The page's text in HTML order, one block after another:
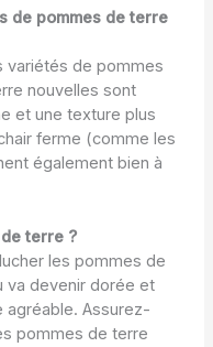
de pommes de terre
variétés de pommes
nouvelles sont
et une texture plus
ferme (comme les
également bien à
terre ?
les pommes de
va devenir dorée et
agréable. Assurez-
pommes de terre